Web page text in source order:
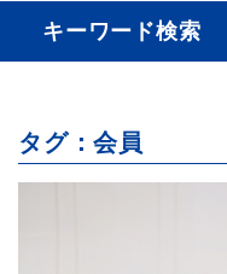
キーワード検索
タグ：会員